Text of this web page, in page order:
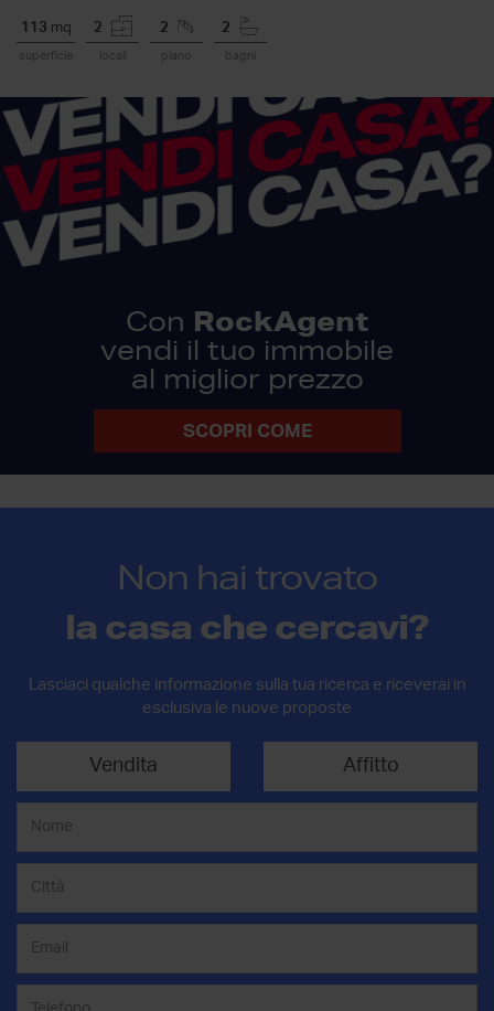
113 mq
superficie
2
locali
2
piano
2
bagni
Con RockAgent
vendi il tuo immobile
al miglior prezzo
SCOPRI COME
Non hai trovato
la casa che cercavi?
Lasciaci qualche informazione sulla tua ricerca e riceverai in
esclusiva le nuove proposte
Vendita Affitto